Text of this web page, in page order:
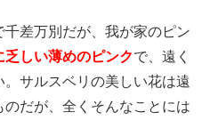
差万別だが、我が家のピン
乏しい薄めのピンクで、遠く
サルスベリの美しい花は遠
だが、全くそんなことには